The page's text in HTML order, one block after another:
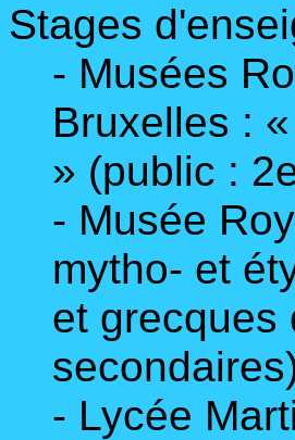
Stages
- Musées
Bruxelles :
» (public :
- Musée
mytho- et
et grecques
- Lycée